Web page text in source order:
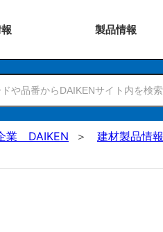
製品情報
業 DAIKEN 建材製品情報